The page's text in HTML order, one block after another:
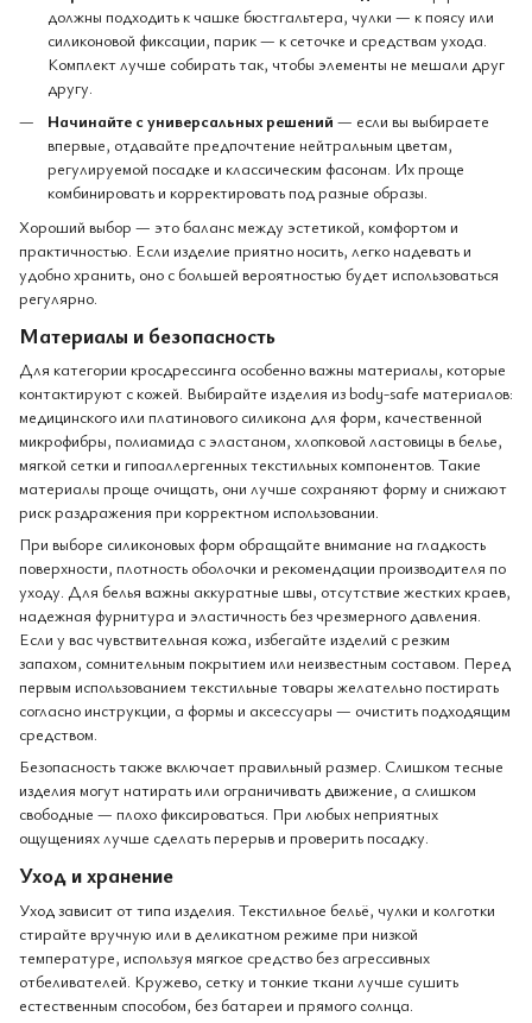
должны подходить к чашке бюстгальтера, чулки — к поясу или
силиконовой фиксации, парик — к сеточке и средствам ухода.
Комплект лучше собирать так, чтобы элементы не мешали друг
другу.
Начинайте с универсальных решений — если вы выбираете
впервые, отдавайте предпочтение нейтральным цветам,
регулируемой посадке и классическим фасонам. Их проще
комбинировать и корректировать под разные образы.
Хороший выбор — это баланс между эстетикой, комфортом и
практичностью. Если изделие приятно носить, легко надевать и
удобно хранить, оно с большей вероятностью будет использоваться
регулярно.
Материалы и безопасность
Для категории кросдрессинга особенно важны материалы, которые
контактируют с кожей. Выбирайте изделия из body-safe материалов:
медицинского или платинового силикона для форм, качественной
микрофибры, полиамида с эластаном, хлопковой ластовицы в белье,
мягкой сетки и гипоаллергенных текстильных компонентов. Такие
материалы проще очищать, они лучше сохраняют форму и снижают
риск раздражения при корректном использовании.
При выборе силиконовых форм обращайте внимание на гладкость
поверхности, плотность оболочки и рекомендации производителя по
уходу. Для белья важны аккуратные швы, отсутствие жестких краев,
надежная фурнитура и эластичность без чрезмерного давления.
Если у вас чувствительная кожа, избегайте изделий с резким
запахом, сомнительным покрытием или неизвестным составом. Перед
первым использованием текстильные товары желательно постирать
согласно инструкции, а формы и аксессуары — очистить подходящим
средством.
Безопасность также включает правильный размер. Слишком тесные
изделия могут натирать или ограничивать движение, а слишком
свободные — плохо фиксироваться. При любых неприятных
ощущениях лучше сделать перерыв и проверить посадку.
Уход и хранение
Уход зависит от типа изделия. Текстильное бельё, чулки и колготки
стирайте вручную или в деликатном режиме при низкой
температуре, используя мягкое средство без агрессивных
отбеливателей. Кружево, сетку и тонкие ткани лучше сушить
естественным способом, без батареи и прямого солнца.